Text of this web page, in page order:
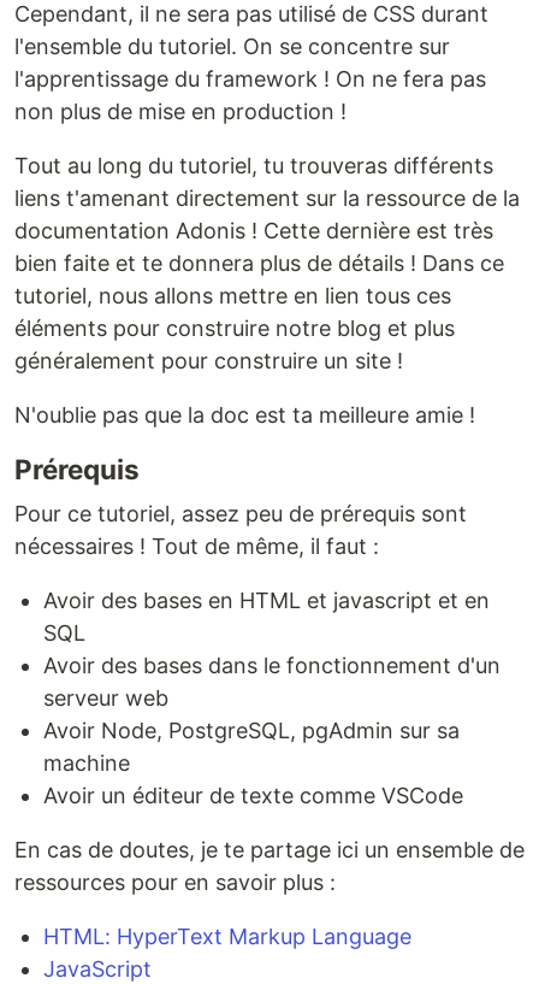
Cependant, il ne sera pas utilisé de CSS durant
l'ensemble du tutoriel. On se concentre sur
l'apprentissage du framework ! On ne fera pas
non plus de mise en production !
Tout au long du tutoriel, tu trouveras différents
liens t'amenant directement sur la ressource de la
documentation Adonis ! Cette dernière est très
bien faite et te donnera plus de détails ! Dans ce
tutoriel, nous allons mettre en lien tous ces
éléments pour construire notre blog et plus
généralement pour construire un site !
N'oublie pas que la doc est ta meilleure amie !
Prérequis
Pour ce tutoriel, assez peu de prérequis sont
nécessaires ! Tout de même, il faut :
Avoir des bases en HTML et javascript et en
SQL
Avoir des bases dans le fonctionnement d'un
serveur web
Avoir Node, PostgreSQL, pgAdmin sur sa
machine
Avoir un éditeur de texte comme VSCode
En cas de doutes, je te partage ici un ensemble de
ressources pour en savoir plus :
HTML: HyperText Markup Language
JavaScript